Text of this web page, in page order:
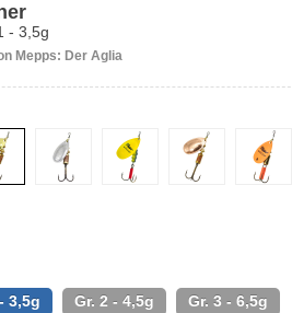
- 3,5g
Mepps: Der Aglia
3,5g Gr. 2 - 4,5g Gr. 3 - 6,5g